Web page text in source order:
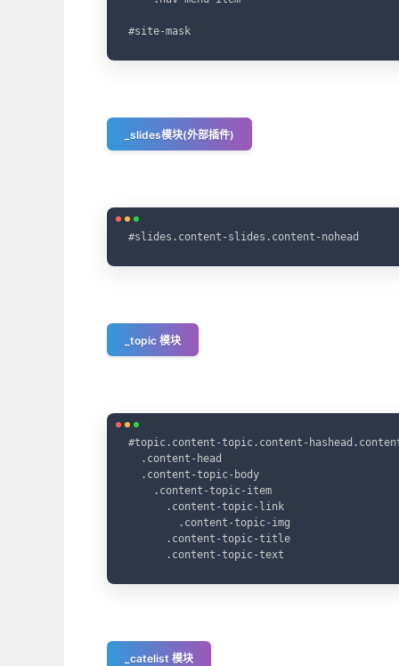
#site-mask
_slides模块(外部插件)
#slides.content-slides.content-nohead
_topic 模块
#topic.content-topic.content-
  .content-head
  .content-topic-body
    .content-topic-item
      .content-topic-link
        .content-topic-img
      .content-topic-title
      .content-topic-text
_catelist 模块